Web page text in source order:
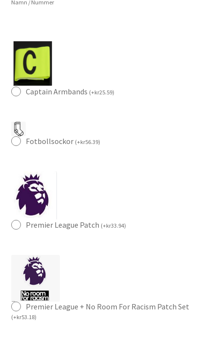
Kortärmad
Namn / Nummer
Captain Armbands (+kr25.59)
Fotbollsockor (+kr56.39)
Premier League Patch (+kr33.94)
Premier League + No Room For Racism Patch Set
(+kr53.18)